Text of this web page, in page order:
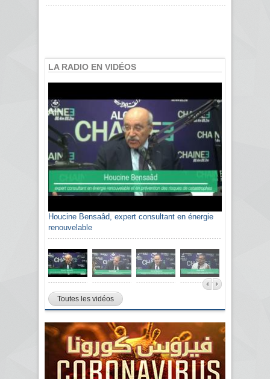
LA RADIO EN VIDÉOS
Houcine Bensaâd, expert consultant en énergie
renouvelable
Toutes les vidéos